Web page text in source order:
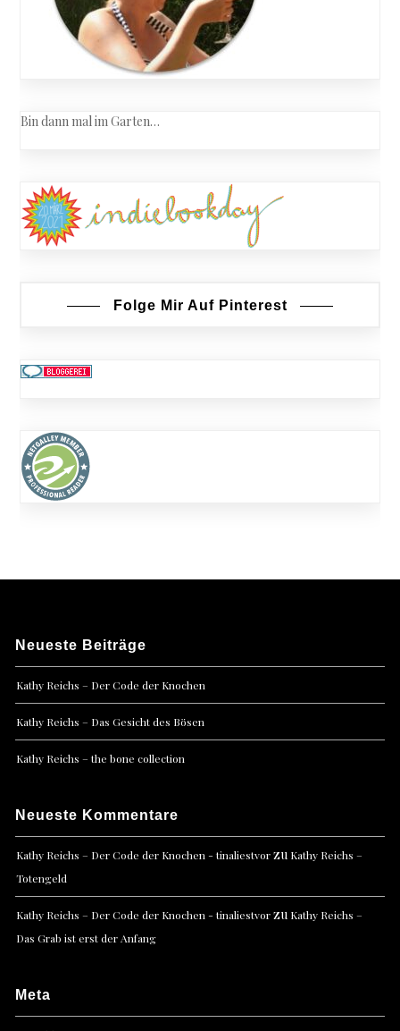
Bin dann mal im Garten…
Folge Mir Auf Pinterest
Neueste Beiträge
Kathy Reichs – Der Code der Knochen
Kathy Reichs – Das Gesicht des Bösen
Kathy Reichs – the bone collection
Neueste Kommentare
Kathy Reichs – Der Code der Knochen - tinaliestvorzu Kathy Reichs –
Totengeld
Kathy Reichs – Der Code der Knochen - tinaliestvorzu Kathy Reichs –
Das Grab ist erst der Anfang
Meta